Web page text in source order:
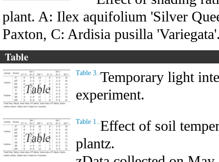
plant. A: Ilex aquifolium 'Silver
Paxton, C: Ardisia pusilla
Table
Table 3.. Temporary light
experiment.
Table 1.. Effect of soil
plantz.